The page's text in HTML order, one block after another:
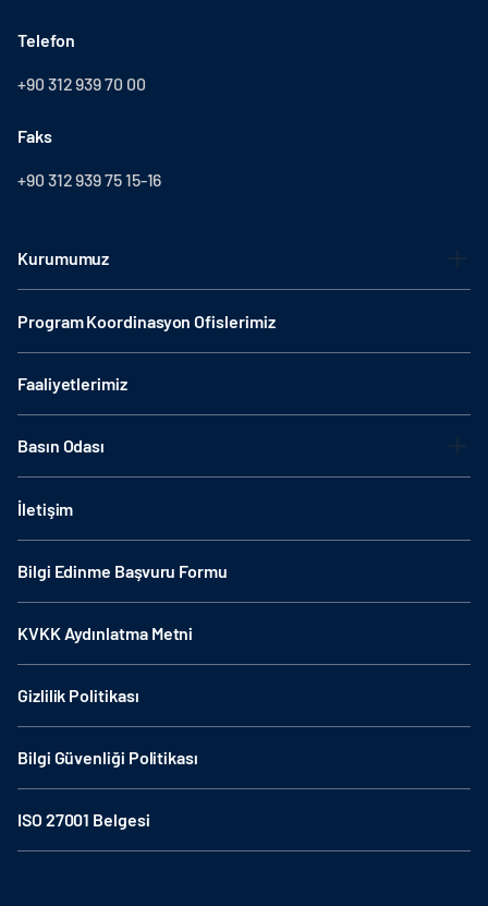
Telefon
+90 312 939 70 00
Faks
+90 312 939 75 15-16
Kurumumuz
Program Koordinasyon Ofislerimiz
Faaliyetlerimiz
Basın Odası
İletişim
Bilgi Edinme Başvuru Formu
KVKK Aydınlatma Metni
Gizlilik Politikası
Bilgi Güvenliği Politikası
ISO 27001 Belgesi